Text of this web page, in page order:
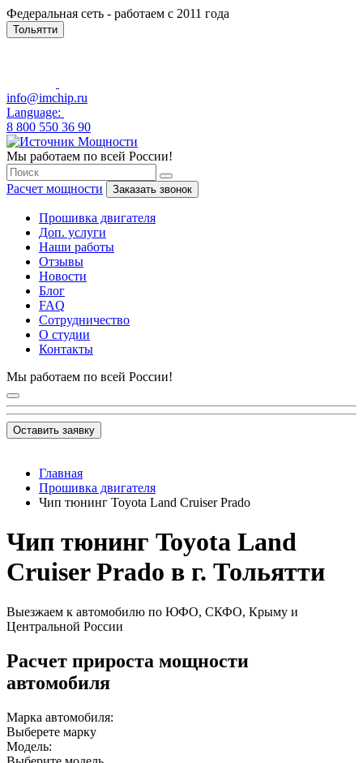
Федеральная сеть - работаем с 2011 года
Тольятти
info@imchip.ru
Language:
8 800 550 36 90
Мы работаем по всей России!
Расчет мощности Заказать звонок
Прошивка двигателя
Доп. услуги
Наши работы
Отзывы
Новости
Блог
FAQ
Сотрудничество
О студии
Контакты
Мы работаем по всей России!
Оставить заявку
Главная
Прошивка двигателя
Чип тюнинг Toyota Land Cruiser Prado
Чип тюнинг Toyota Land
Cruiser Prado в г. Тольятти
Выезжаем к автомобилю по ЮФО, СКФО, Крыму и
Центральной России
Расчет прироста мощности
автомобиля
Марка автомобиля:
Выберете марку
Модель: